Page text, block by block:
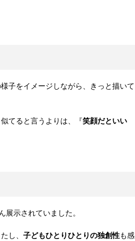
子をイメージしながら、きっと描いて
てると言うよりは、『笑顔だといい
展示されていました。
し、 子どもひとりひとりの独創性も感